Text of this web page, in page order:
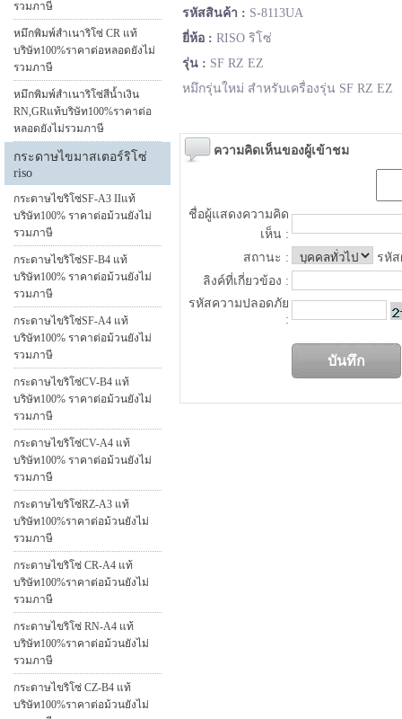
รวมภาษี
หมึกพิมพ์สำเนาริโซ่ CR แท้
บริษัท100%ราคาต่อหลอดยังไม่
รวมภาษี
หมึกพิมพ์สำเนาริโซ่สีน้ำเงิน
RN,GRแท้บริษัท100%ราคาต่อ
หลอดยังไม่รวมภาษี
กระดาษไขมาสเตอร์ริโซ่
riso
กระดาษไขริโซ่SF-A3 IIแท้
บริษัท100% ราคาต่อม้วนยังไม่
รวมภาษี
กระดาษไขริโซ่SF-B4 แท้
บริษัท100% ราคาต่อม้วนยังไม่
รวมภาษี
กระดาษไขริโซ่SF-A4 แท้
บริษัท100% ราคาต่อม้วนยังไม่
รวมภาษี
กระดาษไขริโซ่CV-B4 แท้
บริษัท100% ราคาต่อม้วนยังไม่
รวมภาษี
กระดาษไขริโซ่CV-A4 แท้
บริษัท100% ราคาต่อม้วนยังไม่
รวมภาษี
กระดาษไขริโซ่RZ-A3 แท้
บริษัท100%ราคาต่อม้วนยังไม่
รวมภาษี
กระดาษไขริโซ่ CR-A4 แท้
บริษัท100%ราคาต่อม้วนยังไม่
รวมภาษี
กระดาษไขริโซ่ RN-A4 แท้
บริษัท100%ราคาต่อม้วนยังไม่
รวมภาษี
กระดาษไขริโซ่ CZ-B4 แท้
บริษัท100%ราคาต่อม้วนยังไม่
รหัสสินค้า : S-8113UA
ยี่ห้อ : RISO ริโซ่
รุ่น : SF RZ EZ
หมึกรุ่นใหม่ สำหรับเครื่องรุ่น SF RZ EZ
ความคิดเห็นของผู้เข้าชม
ชื่อผู้แสดงความคิด
เห็น :
สถานะ :
รหั
ลิงค์ที่เกี่ยวข้อง :
รหัสความปลอดภัย
: